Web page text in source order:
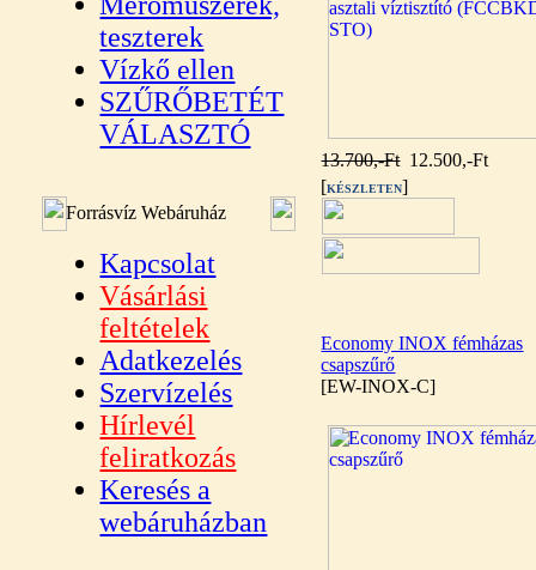
teszterek
Vízkő ellen
SZŰRŐBETÉT
VÁLASZTÓ
Forrásvíz Webáruház
Kapcsolat
Vásárlási
feltételek
Adatkezelés
Szervízelés
Hírlevél
feliratkozás
Keresés a
webáruházban
13.700,-Ft 12.500,-Ft
[KÉSZLETEN]
Economy INOX fémházas
csapszűrő
[EW-INOX-C]